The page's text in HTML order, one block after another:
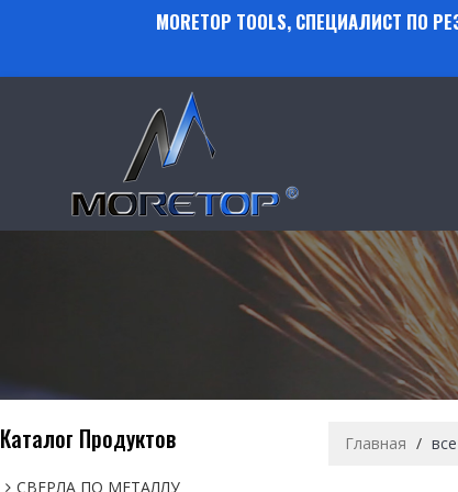
MORETOP TOOLS, СПЕЦИАЛИСТ
Каталог Продуктов
СВЕРЛА ПО МЕТАЛЛУ
Главная / все